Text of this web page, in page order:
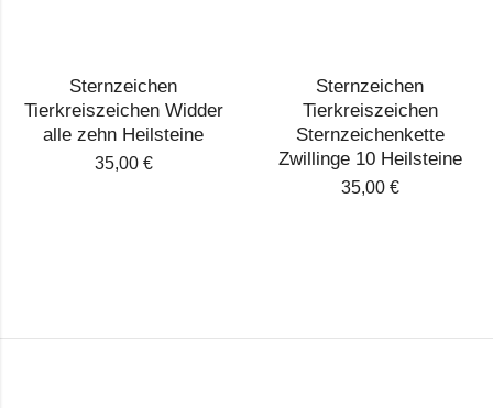
Sternzeichen
Tierkreiszeichen Widder
alle zehn Heilsteine
35,00 €
Sternzeichen
Tierkreiszeichen
Sternzeichenkette
Zwillinge 10 Heilsteine
35,00 €